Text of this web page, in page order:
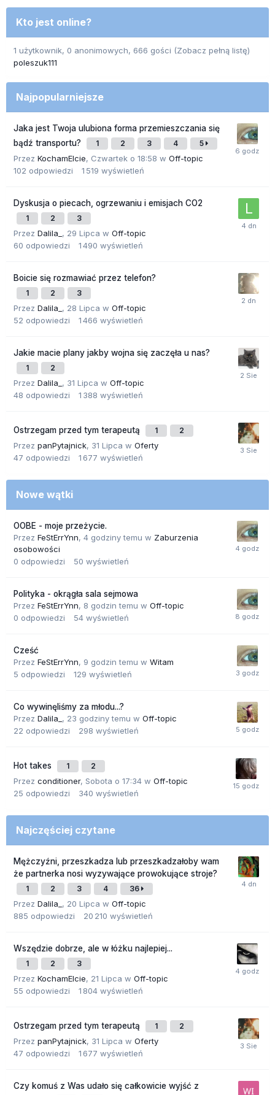
Kto jest online?
1 użytkownik, 0 anonimowych, 666 gości (Zobacz pełną listę)
poleszuk111
Najpopularniejsze
Jaka jest Twoja ulubiona forma przemieszczania się
bądź transportu?
1 2 3 4 5
Przez KochamElcie, Czwartek o 18:58 w Off-topic
102 odpowiedzi 1 519 wyświetleń
Dyskusja o piecach, ogrzewaniu i emisjach CO2
1 2 3
Przez Dalila_ , 29 Lipca w Off-topic
60 odpowiedzi 1 490 wyświetleń
Boicie się rozmawiać przez telefon?
1 2 3
Przez Dalila_ , 28 Lipca w Off-topic
52 odpowiedzi 1 466 wyświetleń
Jakie macie plany jakby wojna się zaczęła u nas?
1 2
Przez Dalila_ , 31 Lipca w Off-topic
48 odpowiedzi 1 388 wyświetleń
Ostrzegam przed tym terapeutą 1 2
Przez panPytajnick, 31 Lipca w Oferty
47 odpowiedzi 1 677 wyświetleń
Nowe wątki
OOBE - moje przeżycie.
Przez FeStErrYnn, 4 godziny temu w Zaburzenia
osobowości
0 odpowiedzi 50 wyświetleń
Polityka - okrągła sala sejmowa
Przez FeStErrYnn, 8 godzin temu w Off-topic
0 odpowiedzi 54 wyświetleń
Cześć
Przez FeStErrYnn, 9 godzin temu w Witam
5 odpowiedzi 129 wyświetleń
Co wywinęliśmy za młodu...?
Przez Dalila_ , 23 godziny temu w Off-topic
22 odpowiedzi 298 wyświetleń
Hot takes 1 2
Przez conditioner, Sobota o 17:34 w Off-topic
25 odpowiedzi 340 wyświetleń
Najczęściej czytane
Mężczyźni, przeszkadza lub przeszkadzałoby wam
że partnerka nosi wyzywające prowokujące stroje?
1 2 3 4 36
Przez Dalila_ , 20 Lipca w Off-topic
885 odpowiedzi 20 210 wyświetleń
Wszędzie dobrze, ale w łóżku najlepiej...
1 2 3
Przez KochamElcie, 21 Lipca w Off-topic
55 odpowiedzi 1 804 wyświetleń
Ostrzegam przed tym terapeutą 1 2
Przez panPytajnick, 31 Lipca w Oferty
47 odpowiedzi 1 677 wyświetleń
Czy komuś z Was udało się całkowicie wyjść z